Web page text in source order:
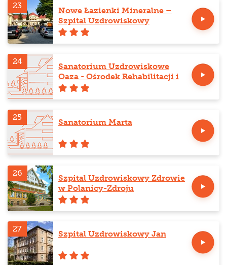
23
Nowe Łazienki Mineralne –
Szpital Uzdrowiskowy
24
Sanatorium Uzdrowiskowe
Oaza - Ośrodek Rehabilitacji i
Odnowy Biologicznej
25
Sanatorium Marta
26
Szpital Uzdrowiskowy Zdrowie
w Polanicy-Zdroju
27
Szpital Uzdrowiskowy Jan